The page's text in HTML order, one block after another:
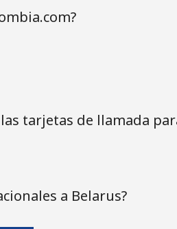
tarjetas de llamada
a Belarus?